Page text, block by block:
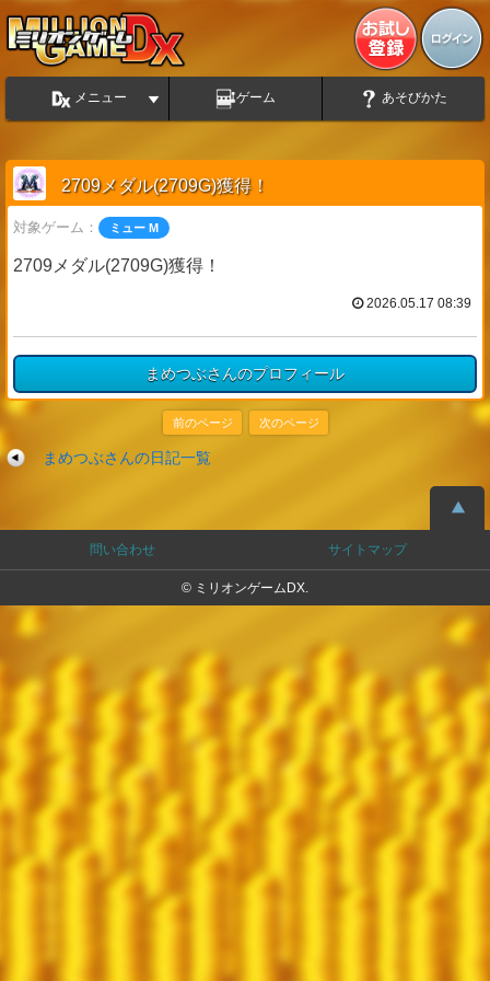
メニュー ゲーム あそびかた
2709メダル(2709G)獲得！
対象ゲーム： ミュー M
2709メダル(2709G)獲得！
2026.05.17 08:39
まめつぶさんのプロフィール
前のページ 次のページ
まめつぶさんの日記一覧
問い合わせ サイトマップ
© ミリオンゲームDX.